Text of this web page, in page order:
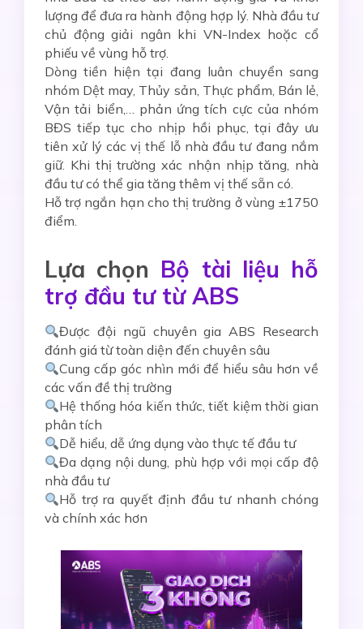
lượng để đưa ra hành động hợp lý. Nhà đầu tư
chủ động giải ngân khi VN-Index hoặc cổ
phiếu về vùng hỗ trợ.
Dòng tiền hiện tại đang luân chuyển sang
nhóm Dệt may, Thủy sản, Thực phẩm, Bán lẻ,
Vận tải biển,… phản ứng tích cực của nhóm
BĐS tiếp tục cho nhịp hồi phục, tại đây ưu
tiên xử lý các vị thế lỗ nhà đầu tư đang nắm
giữ. Khi thị trường xác nhận nhịp tăng, nhà
đầu tư có thể gia tăng thêm vị thế sẵn có.
Hỗ trợ ngắn hạn cho thị trường ở vùng ±1750
điểm.
Lựa chọn Bộ tài liệu hỗ
trợ đầu tư từ ABS
Được đội ngũ chuyên gia ABS Research
đánh giá từ toàn diện đến chuyên sâu
Cung cấp góc nhìn mới để hiểu sâu hơn về
các vấn đề thị trường
Hệ thống hóa kiến thức, tiết kiệm thời gian
phân tích
Dễ hiểu, dễ ứng dụng vào thực tế đầu tư
Đa dạng nội dung, phù hợp với mọi cấp độ
nhà đầu tư
Hỗ trợ ra quyết định đầu tư nhanh chóng
và chính xác hơn